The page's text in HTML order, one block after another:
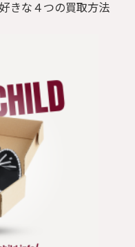
きな４つの買取方法